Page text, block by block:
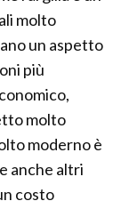
molto
un aspetto
più
molto
moderno è
anche altri
costo